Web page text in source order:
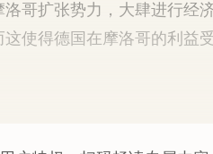
扩张势力，大肆进行经
使得德国在摩洛哥的利益